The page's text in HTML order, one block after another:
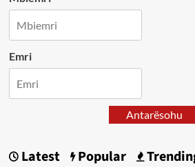
Emri
Antarësohu
Latest Popular